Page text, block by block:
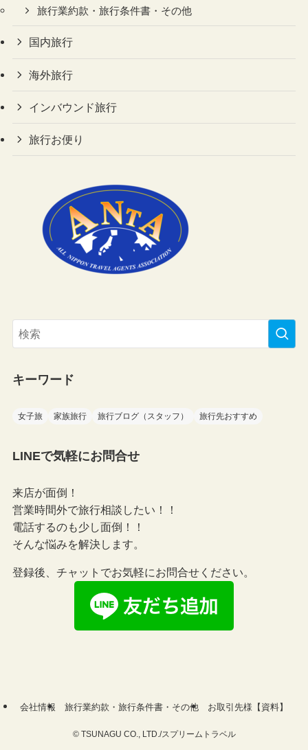
旅行業約款・旅行条件書・その他
国内旅行
海外旅行
インバウンド旅行
旅行お便り
キーワード
女子旅 家族旅行 旅行ブログ（スタッフ） 旅行先おすすめ
LINEで気軽にお問合せ
来店が面倒！
営業時間外で旅行相談したい！！
電話するのも少し面倒！！
そんな悩みを解決します。
登録後、チャットでお気軽にお問合せください。
会社情報 旅行業約款・旅行条件書・その他 お取引先様【資料】
©TSUNAGU CO., LTD./スプリームトラベル